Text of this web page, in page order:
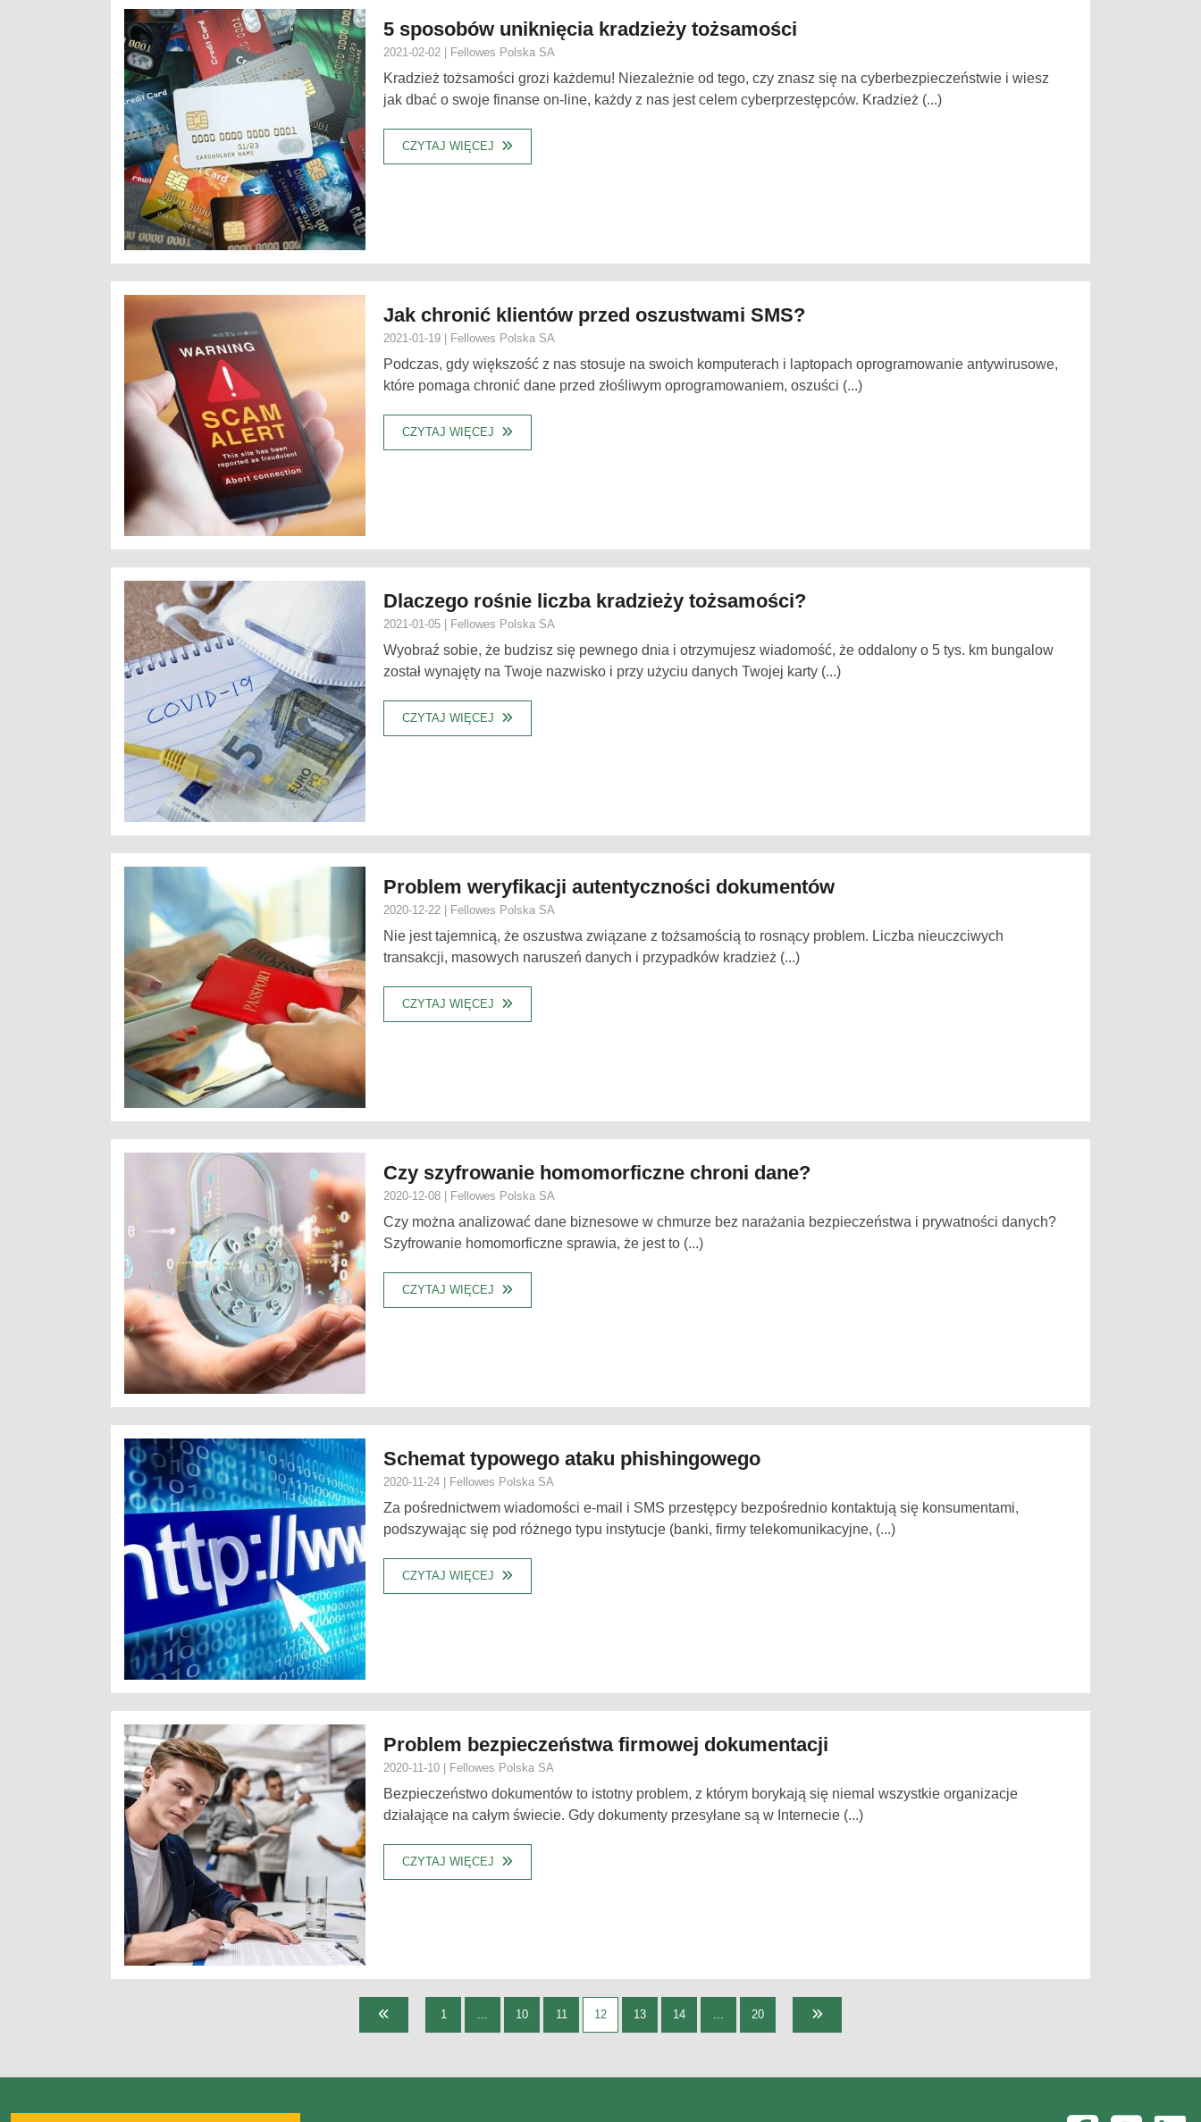
5 sposobów uniknięcia kradzieży tożsamości
2021-02-02 | Fellowes Polska SA
Kradzież tożsamości grozi każdemu! Niezależnie od tego, czy znasz się na cyberbezpieczeństwie i wiesz
jak dbać o swoje finanse on-line, każdy z nas jest celem cyberprzestępców. Kradzież (...)
CZYTAJ WIĘCEJ
Jak chronić klientów przed oszustwami SMS?
2021-01-19 | Fellowes Polska SA
Podczas, gdy większość z nas stosuje na swoich komputerach i laptopach oprogramowanie antywirusowe,
które pomaga chronić dane przed złośliwym oprogramowaniem, oszuści (...)
CZYTAJ WIĘCEJ
Dlaczego rośnie liczba kradzieży tożsamości?
2021-01-05 | Fellowes Polska SA
Wyobraź sobie, że budzisz się pewnego dnia i otrzymujesz wiadomość, że oddalony o 5 tys. km bungalow
został wynajęty na Twoje nazwisko i przy użyciu danych Twojej karty (...)
CZYTAJ WIĘCEJ
Problem weryfikacji autentyczności dokumentów
2020-12-22 | Fellowes Polska SA
Nie jest tajemnicą, że oszustwa związane z tożsamością to rosnący problem. Liczba nieuczciwych
transakcji, masowych naruszeń danych i przypadków kradzież (...)
CZYTAJ WIĘCEJ
Czy szyfrowanie homomorficzne chroni dane?
2020-12-08 | Fellowes Polska SA
Czy można analizować dane biznesowe w chmurze bez narażania bezpieczeństwa i prywatności danych?
Szyfrowanie homomorficzne sprawia, że jest to (...)
CZYTAJ WIĘCEJ
Schemat typowego ataku phishingowego
2020-11-24 | Fellowes Polska SA
Za pośrednictwem wiadomości e-mail i SMS przestępcy bezpośrednio kontaktują się konsumentami,
podszywając się pod różnego typu instytucje (banki, firmy telekomunikacyjne, (...)
CZYTAJ WIĘCEJ
Problem bezpieczeństwa firmowej dokumentacji
2020-11-10 | Fellowes Polska SA
Bezpieczeństwo dokumentów to istotny problem, z którym borykają się niemal wszystkie organizacje
działające na całym świecie. Gdy dokumenty przesyłane są w Internecie (...)
CZYTAJ WIĘCEJ
1 ... 10 11 12 13 14 ... 20